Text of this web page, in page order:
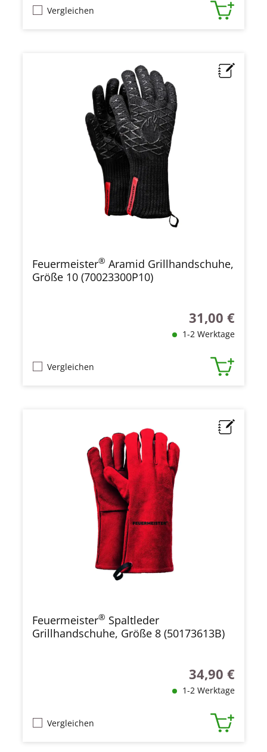
Vergleichen
Feuermeister® Aramid Grillhandschuhe,
Größe 10 (70023300P10)
Regulärer Preis:
31,00 €
1-2 Werktage
Vergleichen
Feuermeister® Spaltleder
Grillhandschuhe, Größe 8 (50173613B)
Regulärer Preis:
34,90 €
1-2 Werktage
Vergleichen